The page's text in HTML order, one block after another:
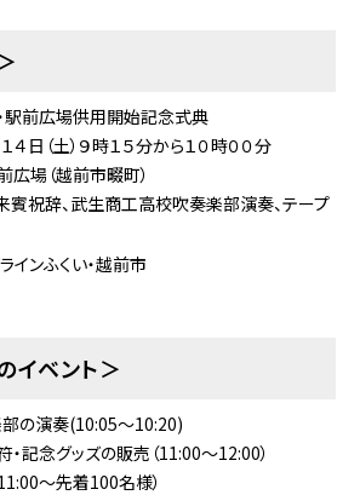
リンク集 サイトポリシー
駅前広場供用開始記念式典
４日（土）９時１５分から１０時００分
場（越前市畷町）
賓祝辞、武生商工高校吹奏楽部演奏、テープ
ンふくい・越前市
イベント＞
の演奏(10:05～10:20)
・記念グッズの販売（11:00～12:00）
～先着100名様）